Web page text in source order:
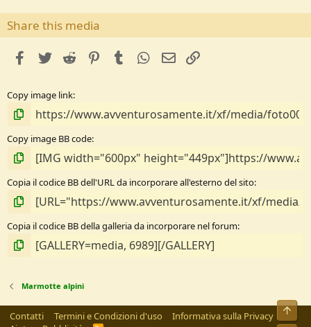
0
t
Share this media
facebookTwitterReddit PinterestTumblrWhatsApp
e-mail
Copy image link
Copy image BB code
Copia il codice BB dell'URL da incorporare all'esterno del sito
Copia il codice BB della galleria da incorporare nel forum
Marmotte alpini
Contatti Termini e Condizioni d'uso
Informativa sulla Privacy
Alto